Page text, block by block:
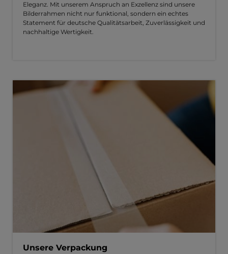
Eleganz. Mit unserem Anspruch an Exzellenz sind unsere
Bilderrahmen nicht nur funktional, sondern ein echtes
Statement für deutsche Qualitätsarbeit, Zuverlässigkeit und
nachhaltige Wertigkeit.
Unsere Verpackung